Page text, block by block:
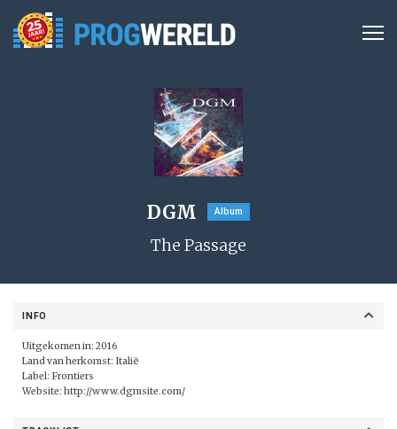
DGM Album
The Passage
INFO
Uitgekomen in: 2016
Land van herkomst: Italië
Label: Frontiers
Website: http://www.dgmsite.com/